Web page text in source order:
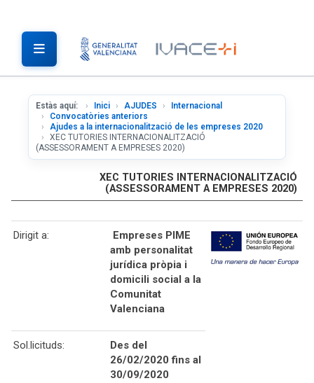
Estàs aquí: Inici AJUDES
Internacional
Convocatòries anteriors
Ajudes a la internacionalització de les empreses 2020
XEC TUTORIES INTERNACIONALITZACIÓ
(ASSESSORAMENT A EMPRESES 2020)
XEC TUTORIES INTERNACIONALITZACIÓ
(ASSESSORAMENT A EMPRESES 2020)
Dirigit a:
Empreses PIME
amb personalitat
jurídica pròpia i
domicili social a la
Comunitat
Valenciana
Sol.licituds:
Des del
26/02/2020 fins al
30/09/2020